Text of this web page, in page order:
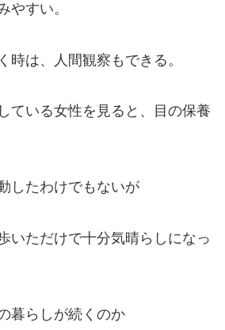
やすい。
時は、人間観察もできる。
ている女性を見ると、目の保養
したわけでもないが
いただけで十分気晴らしになっ
暮らしが続くのか